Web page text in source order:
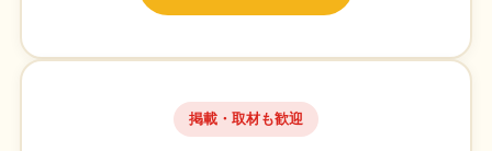
掲載・取材も歓迎